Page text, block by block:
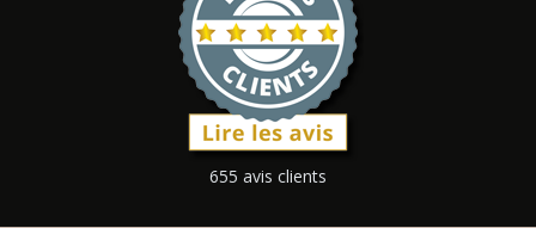
655 avis clients